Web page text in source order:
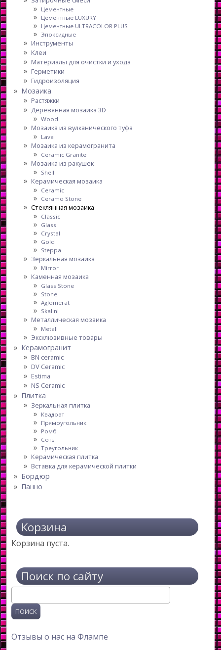
Цементные
Цементные LUXURY
Цементные ULTRACOLOR PLUS
Эпоксидные
Инструменты
Клеи
Материалы для очистки и ухода
Герметики
Гидроизоляция
Мозаика
Растяжки
Деревянная мозаика 3D
Wood
Мозаика из вулканического туфа
Lava
Мозаика из керамогранита
Ceramic Granite
Мозаика из ракушек
Shell
Керамическая мозаика
Ceramic
Ceramo Stone
Стеклянная мозаика
Classic
Glass
Crystal
Gold
Steppa
Зеркальная мозаика
Mirror
Каменная мозаика
Glass Stone
Stone
Aglomerat
Skalini
Металлическая мозаика
Metall
Эксклюзивные товары
Керамогранит
BN ceramic
DV Ceramic
Estima
NS Ceramic
Плитка
Зеркальная плитка
Квадрат
Прямоугольник
Ромб
Соты
Треугольник
Керамическая плитка
Вставка для керамической плитки
Бордюр
Панно
Корзина
Корзина пуста.
Поиск по сайту
Отзывы о нас на Флампе